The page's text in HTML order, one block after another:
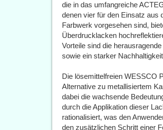
die in das umfangreiche
denen vier für den Einsatz aus
Farbwerk vorgesehen sind,
Überdrucklacken
Vorteile sind die
sowie ein starker
Die lösemittelfreien WESSCO
Alternative zu metallisiertem
dabei die wachsende
durch die Applikation dieser
rationalisiert, was den
den zusätzlichen Schritt einer